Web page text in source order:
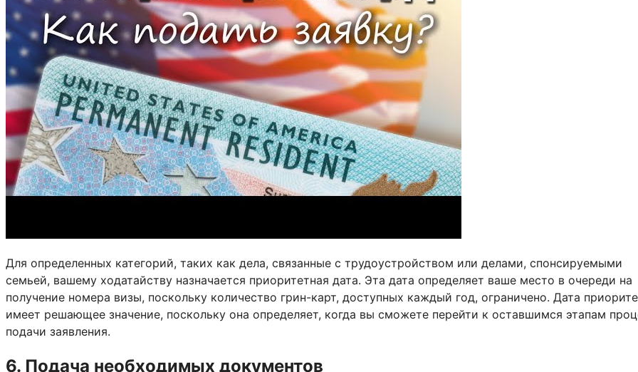
Для определенных категорий, таких как дела, связанные с трудоустройством или делами, спонсируемыми
семьей, вашему ходатайству назначается приоритетная дата. Эта дата определяет ваше место в очереди на
получение номера визы, поскольку количество грин-карт, доступных каждый год, ограничено. Дата
имеет решающее значение, поскольку она определяет, когда вы сможете перейти к оставшимся этапам
подачи заявления.
6. Подача необходимых документов